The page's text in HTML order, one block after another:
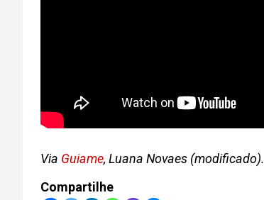
Via Guiame, Luana Novaes (modificado).
Compartilhe